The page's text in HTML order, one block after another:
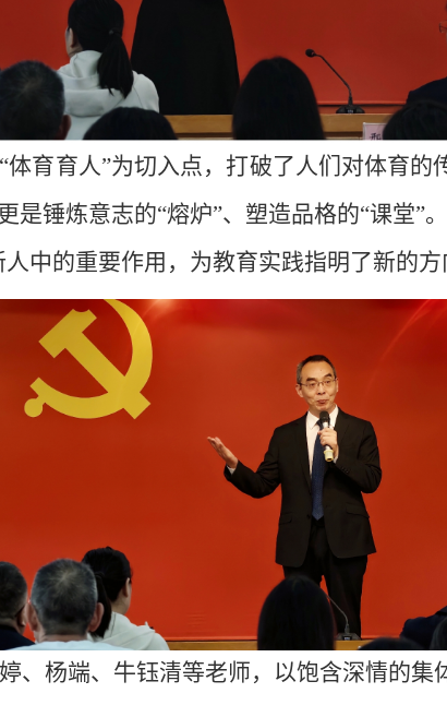
体育育人”为切入点，打破了人们对体育
是锤炼意志的“熔炉”、塑造品格的“课堂”
中的重要作用，为教育实践指明了新的方
、杨端、牛钰清等老师，以饱含深情的集